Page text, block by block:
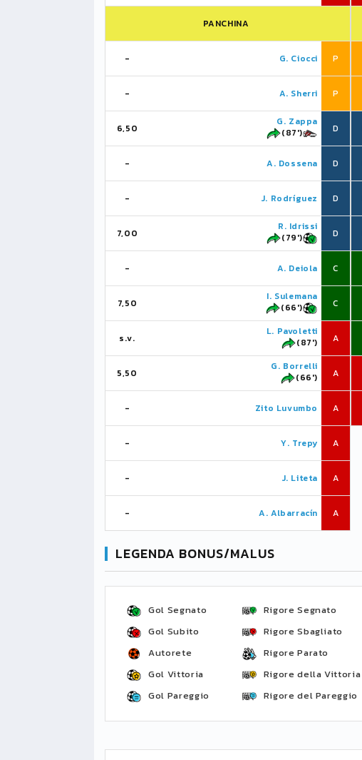
PANCHINA
- G. Ciocci P
- A. Sherri P
6,50
G. Zappa
(87')
D
- A. Dossena D
- J. Rodríguez D
7,00
R. Idrissi
(79')
D
- A. Deiola C
7,50
I. Sulemana
(66')
C
s.v.
L. Pavoletti
(87')
A
5,50
G. Borrelli
(66')
A
- Zito Luvumbo A
- Y. Trepy A
- J. Liteta A
- A. Albarracín A
LEGENDA BONUS/MALUS
Gol Segnato
Gol Subito
Autorete
Gol Vittoria
Gol Pareggio
Rigore Segnato
Rigore Sbagliato
Rigore Parato
Rigore della Vittoria
Rigore del Pareggio